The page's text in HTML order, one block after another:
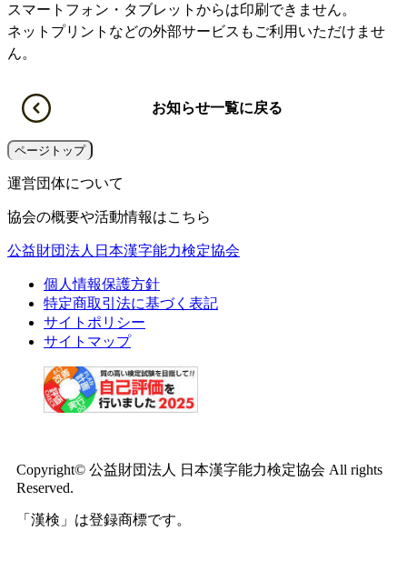
スマートフォン・タブレットからは印刷できません。
ネットプリントなどの外部サービスもご利用いただけませ
ん。
お知らせ一覧に戻る
ページトップ
運営団体について
協会の概要や活動情報はこちら
公益財団法人日本漢字能力検定協会
個人情報保護方針
特定商取引法に基づく表記
サイトポリシー
サイトマップ
Copyright© 公益財団法人 日本漢字能力検定協会 All rights
Reserved.
「漢検」は登録商標です。